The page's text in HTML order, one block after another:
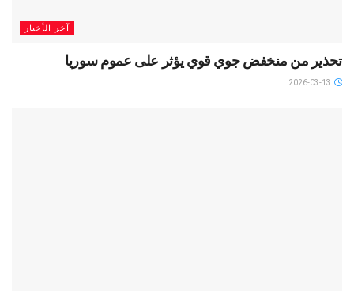
آخر الأخبار
تحذير من منخفض جوي قوي يؤثر على عموم سوريا